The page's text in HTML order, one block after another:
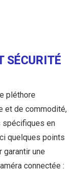
SÉCURITÉ
pléthore
et de commodité,
spécifiques en
quelques points
garantir une
connectée :